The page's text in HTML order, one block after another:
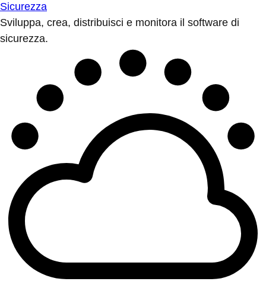
Sicurezza
Sviluppa, crea, distribuisci e monitora il software di
sicurezza.